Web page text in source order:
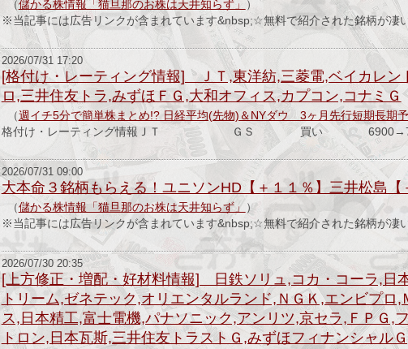
（儲かる株情報「猫旦那のお株は天井知らず」
）
※当記事には広告リンクが含まれています&nbsp;☆無料で紹介された銘柄が
2026/07/31 17:20
[格付け・レーティング情報] ＪＴ,東洋紡,三菱電,ベイカレ
ロ,三井住友トラ,みずほＦＧ,大和オフィス,カプコン,コナミＧ
（週イチ5分で簡単株まとめ!? 日経平均(先物)＆NYダウ 3ヶ月先行短期長期
格付け・レーティング情報ＪＴ ＧＳ 買い
2026/07/31 09:00
大本命３銘柄もらえる！ユニソンHD【＋１１％】三井松島
（儲かる株情報「猫旦那のお株は天井知らず」 ）
※当記事には広告リンクが含まれています&nbsp;☆無料で紹介された銘柄が凄
2026/07/30 20:35
[上方修正・増配・好材料情報] 日鉄ソリュ,コカ・コーラ,日
トリーム,ゼネテック,オリエンタルランド,ＮＧＫ,エンビプロ
ス,日本精工,富士電機,パナソニック,アンリツ,京セラ,ＦＰＧ,
トロン,日本瓦斯,三井住友トラストＧ,みずほフィナンシャル